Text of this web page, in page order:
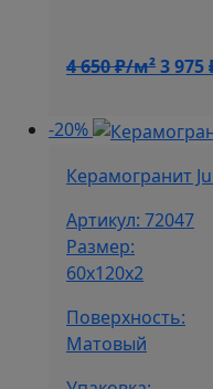
4 650₽/м²
4
650 ₽/
3 975
-20%
Керамогранит
Артикул: 72047
Размер:
60x120x2
Поверхность:
Матовый